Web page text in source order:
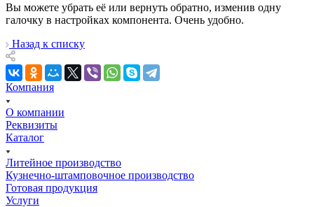
Вы можете убрать её или вернуть обратно, изменив одну
галочку в настройках компонента. Очень удобно.
Назад к списку
Компания
О компании
Реквизиты
Каталог
Литейное производство
Кузнечно-штамповочное производство
Готовая продукция
Услуги